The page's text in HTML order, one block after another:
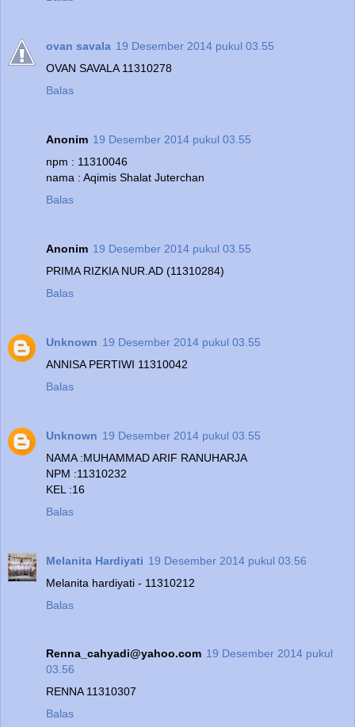
ovan savala 19 Desember 2014 pukul 03.55
OVAN SAVALA 11310278
Balas
Anonim 19 Desember 2014 pukul 03.55
npm : 11310046
nama : Aqimis Shalat Juterchan
Balas
Anonim 19 Desember 2014 pukul 03.55
PRIMA RIZKIA NUR.AD (11310284)
Balas
Unknown 19 Desember 2014 pukul 03.55
ANNISA PERTIWI 11310042
Balas
Unknown 19 Desember 2014 pukul 03.55
NAMA :MUHAMMAD ARIF RANUHARJA
NPM :11310232
KEL :16
Balas
Melanita Hardiyati 19 Desember 2014 pukul 03.56
Melanita hardiyati - 11310212
Balas
Renna_cahyadi@yahoo.com 19 Desember 2014 pukul
03.56
RENNA 11310307
Balas